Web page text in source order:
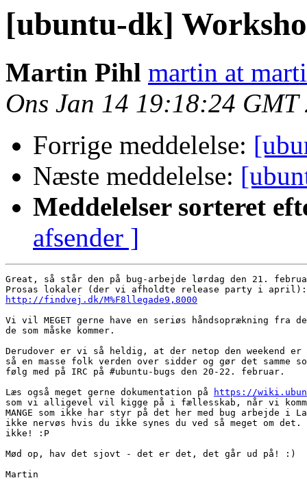
[ubuntu-dk]
Martin Pihl martin at
Ons Jan 14 19:18:24 GMT
Forrige meddelelse:
Næste meddelelse:
Meddelelser sorteret
afsender ]
Great, så står den på bug-arbejde lørdag den 21.
http://findvej.dk/M%F8llegade9,8000
Vi vil MEGET gerne have en seriøs håndsoprækning fra de
de som måske kommer.
Derudover er vi så heldig, at der netop den weekend er
så en masse folk verden over sidder og gør det samme
følg med på IRC på #ubuntu-bugs den 20-22. februar.
Læs også meget gerne dokumentation på
https://
som vi alligevel vil kigge på i fællesskab, når vi
MANGE som ikke har styr på det her med bug arbejde i
ikke nervøs hvis du ikke synes du ved så meget om
ikke! :P
Mød op, hav det sjovt - det er det, det går ud på! :)
Martin